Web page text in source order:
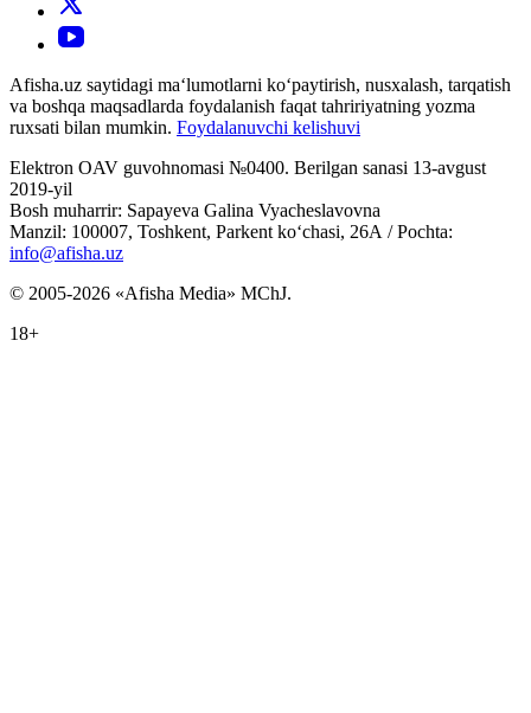
Afisha.uz saytidagi ma‘lumotlarni ko‘paytirish, nusxalash, tarqatish
va boshqa maqsadlarda foydalanish faqat tahririyatning yozma
ruxsati bilan mumkin. Foydalanuvchi kelishuvi
Elektron OAV guvohnomasi №0400. Berilgan sanasi 13-avgust
2019-yil
Bosh muharrir: Sapayeva Galina Vyacheslavovna
Manzil: 100007, Toshkent, Parkent ko‘chasi, 26А / Pochta:
info@afisha.uz
© 2005-2026 «Afisha Media» MChJ.
18+